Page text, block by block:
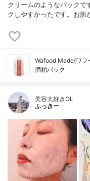
クリームのようなパックで
クしやすかったです。お肌
Wafood Made(ワフ
酒粕パック
美容大好きOL
ふっきー